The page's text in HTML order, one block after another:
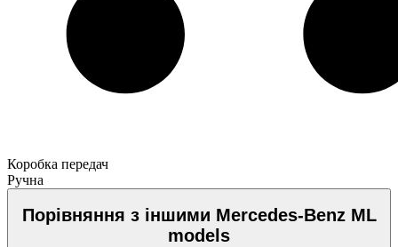
Коробка передач
Ручна
Порівняння з іншими Mercedes-Benz ML
models